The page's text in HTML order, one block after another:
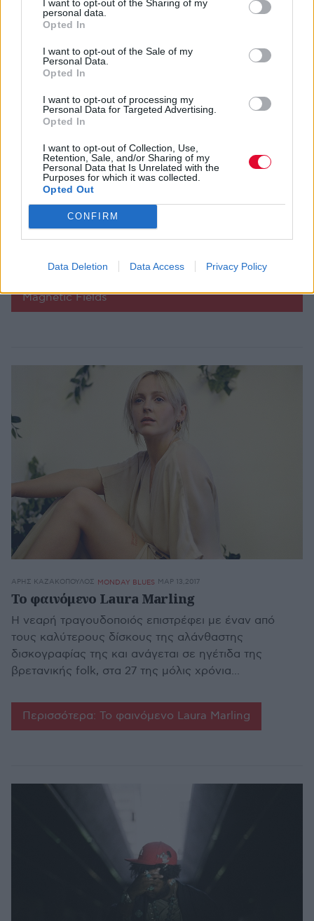
I want to opt-out of the Sharing of my
personal data.
Opted In
I want to opt-out of the Sale of my
Personal Data.
Opted In
I want to opt-out of processing my
Personal Data for Targeted Advertising.
Opted In
I want to opt-out of Collection, Use,
Retention, Sale, and/or Sharing of my
Personal Data that Is Unrelated with the
Purposes for which it was collected.
Opted Out
CONFIRM
Data Deletion Data Access Privacy Policy
ΆΡΗΣ ΚΑΖΑΚΌΠΟΥΛΟΣ MONDAY BLUES ΜΑΡ 20,2017
Το μεγαλεπήβολο project των Magnetic Fields
Ο Stephin Merritt επιστρέφει με ένα πενταπλό
άλμπουμ-ογκόλιθο 50 κομματιών, ένα για κάθε έτος
της μέχρι τώρα ζωής του...
Magnetic Fields
ΆΡΗΣ ΚΑΖΑΚΌΠΟΥΛΟΣ MONDAY BLUES ΜΑΡ 13,2017
Το φαινόμενο Laura Marling
Η νεαρή τραγουδοποιός επιστρέφει με έναν από
τους καλύτερους δίσκους της αλάνθαστης
δισκογραφίας της και ανάγεται σε ηγέτιδα της
βρετανικής folk, στα 27 της μόλις χρόνια...
Περισσότερα: Το φαινόμενο Laura Marling